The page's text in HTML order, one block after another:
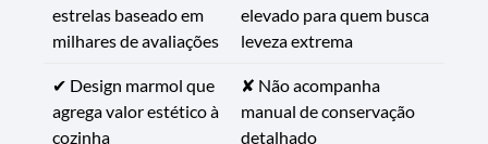
estrelas baseado em
milhares de avaliações
elevado para quem busca
leveza extrema
✔ Design marmol que
agrega valor estético à
cozinha
✘ Não acompanha
manual de conservação
detalhado